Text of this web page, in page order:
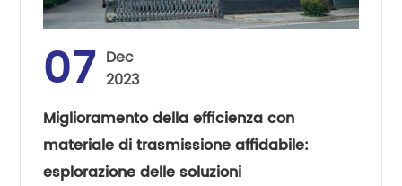
07 Dec
2023
Miglioramento della efficienza con
materiale di trasmissione affidabile:
esplorazione delle soluzioni